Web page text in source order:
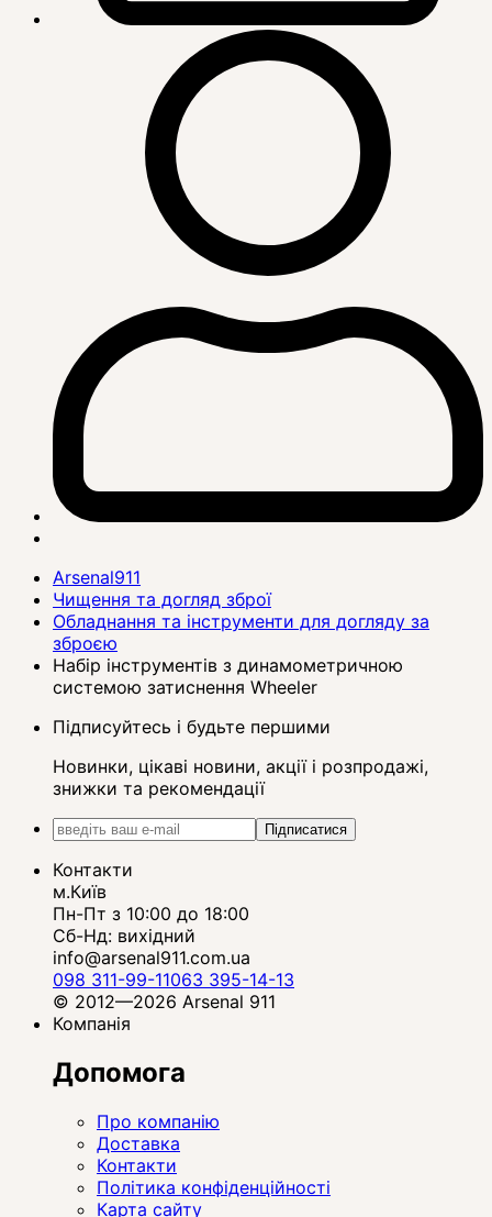
Arsenal911
Чищення та догляд зброї
Обладнання та інструменти для догляду за
зброєю
Набір інструментів з динамометричною
системою затиснення Wheeler
Підписуйтесь і будьте першими
Новинки, цікаві новини, акції і розпродажі,
знижки та рекомендації
Підписатися
Контакти
м.Київ
Пн-Пт з 10:00 до 18:00
Сб-Нд: вихідний
info@arsenal911.com.ua
098 311-99-11063 395-14-13
© 2012—2026 Arsenal 911
Компанія
Допомога
Про компанію
Доставка
Контакти
Політика конфіденційності
Карта сайту